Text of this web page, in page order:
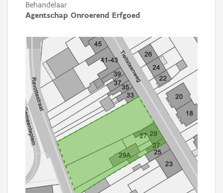
Behandelaar
Agentschap Onroerend Erfgoed